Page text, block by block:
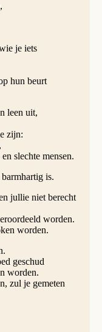
je iets
hun beurt
leen uit,
zijn:
slechte mensen.
is.
jullie niet berecht
worden.
worden.
geschud
worden.
zul je gemeten